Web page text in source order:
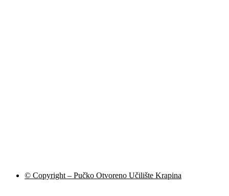
© Copyright – Pučko Otvoreno Učilište Krapina